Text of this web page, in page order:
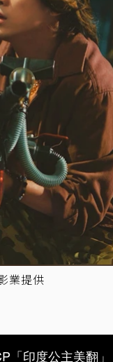
業提供